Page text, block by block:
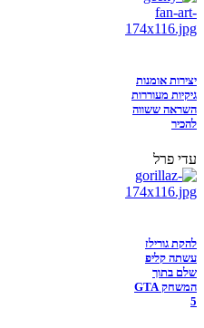
יצירות אומנות
גיקיות מעוררות
השראה ששווה
להכיר
עדי פרל
להקת גורילז
עשתה קליפ
שלם בתוך
המשחק GTA
5